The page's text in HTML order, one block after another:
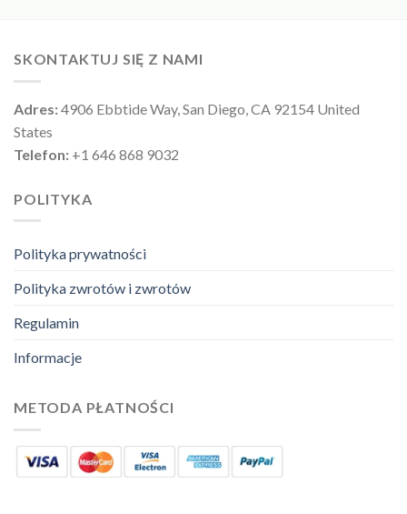
SKONTAKTUJ SIĘ Z NAMI
Adres:4906 Ebbtide Way, San Diego, CA 92154 United
States
Telefon: +1 646 868 9032
POLITYKA
Polityka prywatności
Polityka zwrotów i zwrotów
Regulamin
Informacje
METODA PŁATNOŚCI